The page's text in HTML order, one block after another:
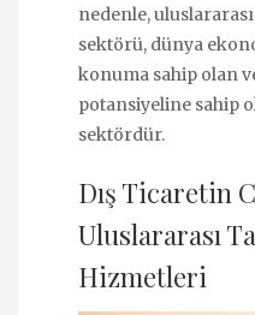
nedenle,
sektörü, dünya
konuma sahip olan
potansiyeline sahip
sektördür.
Dış Ticaretin
Uluslararası
Hizmetleri